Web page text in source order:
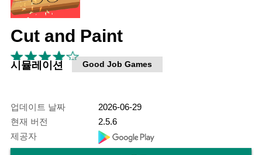
Cut and Paint
시뮬레이션 Good Job Games
업데이트 날짜
2026-06-29
현재 버전
2.5.6
제공자